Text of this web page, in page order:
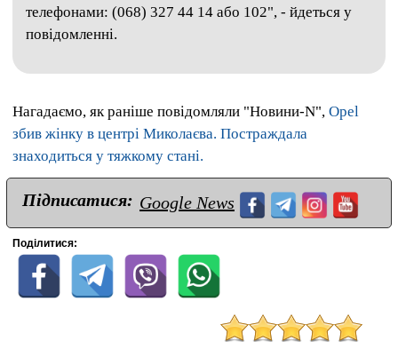
телефонами: (068) 327 44 14 або 102", - йдеться у
повідомленні.
Нагадаємо, як раніше повідомляли "Новини-N", Opel
збив жінку в центрі Миколаєва. Постраждала
знаходиться у тяжкому стані.
Підписатися: Google News
Поділитися: